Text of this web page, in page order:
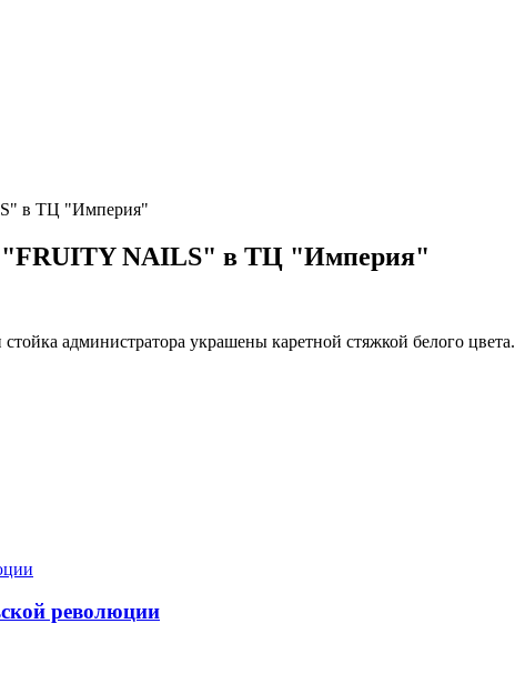
в ТЦ "Империя"
NAILS" в ТЦ "Империя"
администратора украшены каретной стяжкой белого цвета.
революции